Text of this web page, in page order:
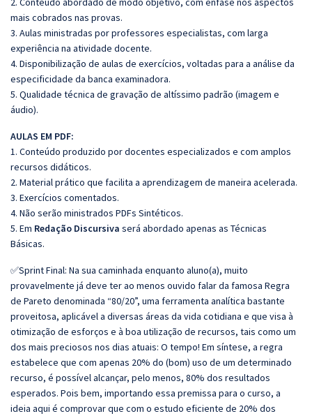
mais cobrados nas provas.
3. Aulas ministradas por professores especialistas, com larga
experiência na atividade docente.
4. Disponibilização de aulas de exercícios, voltadas para a análise da
especificidade da banca examinadora.
5. Qualidade técnica de gravação de altíssimo padrão (imagem e
áudio).
AULAS EM PDF:
1. Conteúdo produzido por docentes especializados e com amplos
recursos didáticos.
2. Material prático que facilita a aprendizagem de maneira acelerada.
3. Exercícios comentados.
4. Não serão ministrados PDFs Sintéticos.
5. Em Redação Discursiva será abordado apenas as Técnicas
Básicas.
✅Sprint Final: Na sua caminhada enquanto aluno(a), muito
provavelmente já deve ter ao menos ouvido falar da famosa Regra
de Pareto denominada “80/20”, uma ferramenta analítica bastante
proveitosa, aplicável a diversas áreas da vida cotidiana e que visa à
otimização de esforços e à boa utilização de recursos, tais como um
dos mais preciosos nos dias atuais: O tempo! Em síntese, a regra
estabelece que com apenas 20% do (bom) uso de um determinado
recurso, é possível alcançar, pelo menos, 80% dos resultados
esperados. Pois bem, importando essa premissa para o curso, a
ideia aqui é comprovar que com o estudo eficiente de 20% dos